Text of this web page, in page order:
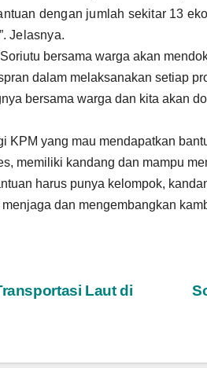
dengan jumlah sekitar 13
Jelasnya.
bersama warga akan
dalam melaksanakan setiap
bersama warga dan kita akan
KPM yang mau mendapatkan
memiliki kandang dan mampu
harus punya kelompok,
dan mengembangkan
Laut di